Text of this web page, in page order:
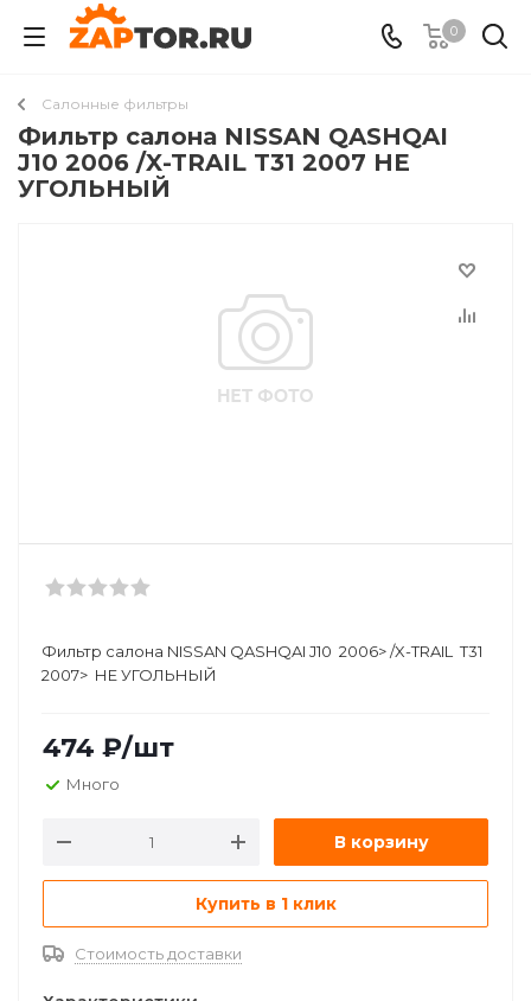
0
Салонные фильтры
Фильтр салона NISSAN QASHQAI
J10 2006 /X-TRAIL T31 2007 НЕ
УГОЛЬНЫЙ
Фильтр салона NISSAN QASHQAI J10 2006> /X-TRAIL T31
2007> НЕ УГОЛЬНЫЙ
474 ₽/шт
Много
В корзину
Купить в 1 клик
Стоимость доставки